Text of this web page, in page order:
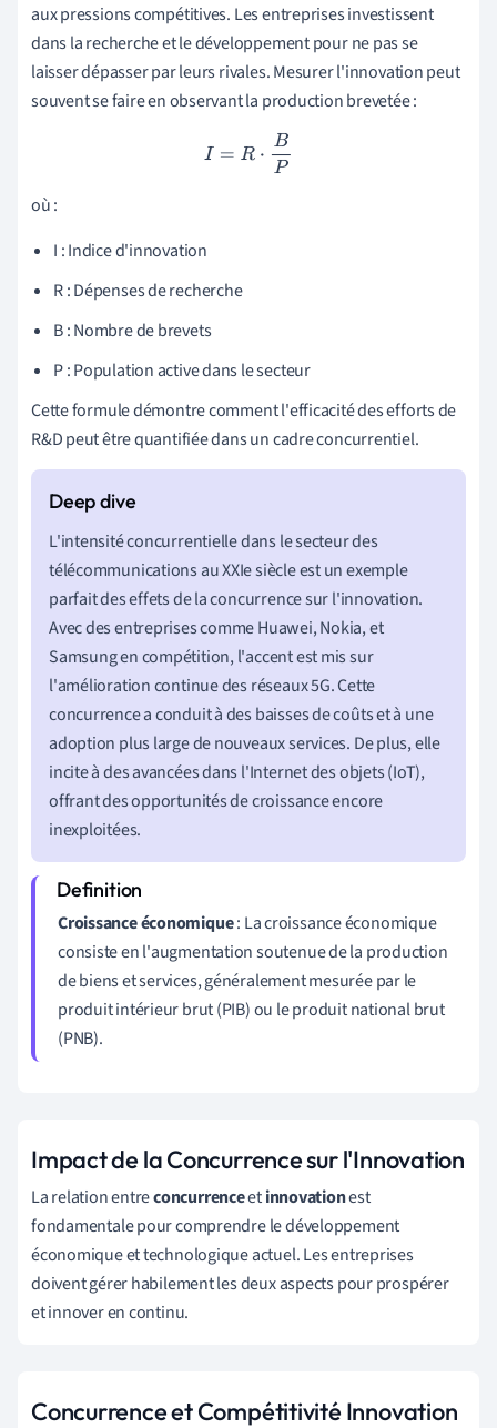
aux pressions compétitives. Les entreprises investissent
dans la recherche et le développement pour ne pas se
laisser dépasser par leurs rivales. Mesurer l'innovation peut
souvent se faire en observant la production brevetée :
I= R⋅BP
où :
I : Indice d'innovation
R : Dépenses de recherche
B : Nombre de brevets
P : Population active dans le secteur
Cette formule démontre comment l'efficacité des efforts de
R&D peut être quantifiée dans un cadre concurrentiel.
L'intensité concurrentielle dans le secteur des
télécommunications au XXIe siècle est un exemple
parfait des effets de la concurrence sur l'innovation.
Avec des entreprises comme Huawei, Nokia, et
Samsung en compétition, l'accent est mis sur
l'amélioration continue des réseaux 5G. Cette
concurrence a conduit à des baisses de coûts et à une
adoption plus large de nouveaux services. De plus, elle
incite à des avancées dans l'Internet des objets (IoT),
offrant des opportunités de croissance encore
inexploitées.
Croissance économique: La croissance économique
consiste en l'augmentation soutenue de la production
de biens et services, généralement mesurée par le
produit intérieur brut (PIB) ou le produit national brut
(PNB).
Impact de la Concurrence sur l'Innovation
La relation entreconcurrenceetinnovationest
fondamentale pour comprendre le développement
économique et technologique actuel. Les entreprises
doivent gérer habilement les deux aspects pour prospérer
et innover en continu.
Concurrence et Compétitivité Innovation